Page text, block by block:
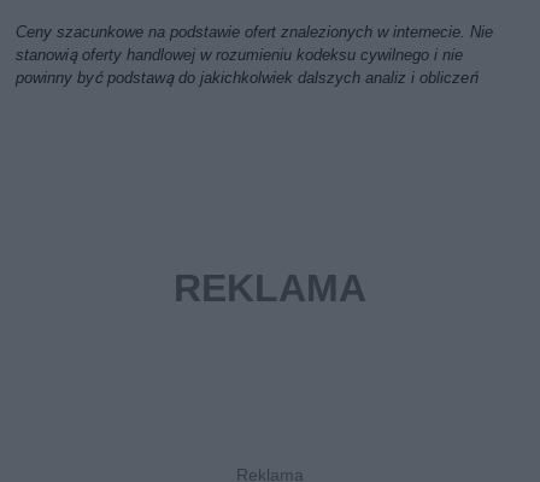
Ceny szacunkowe na podstawie ofert znalezionych w internecie. Nie
stanowią oferty handlowej w rozumieniu kodeksu cywilnego i nie
powinny być podstawą do jakichkolwiek dalszych analiz i obliczeń